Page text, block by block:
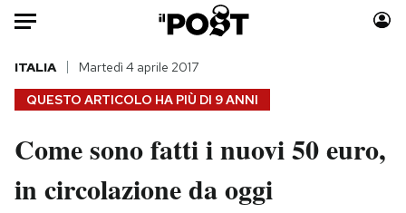
HOME
Italia
Politica
Moda
Consumismi
QUESTO ARTICOLO HA PIÙ DI 9 ANNI
ITALIA Martedì 4 aprile 2017
Come sono fatti i nuovi 50 euro,
in circolazione da oggi